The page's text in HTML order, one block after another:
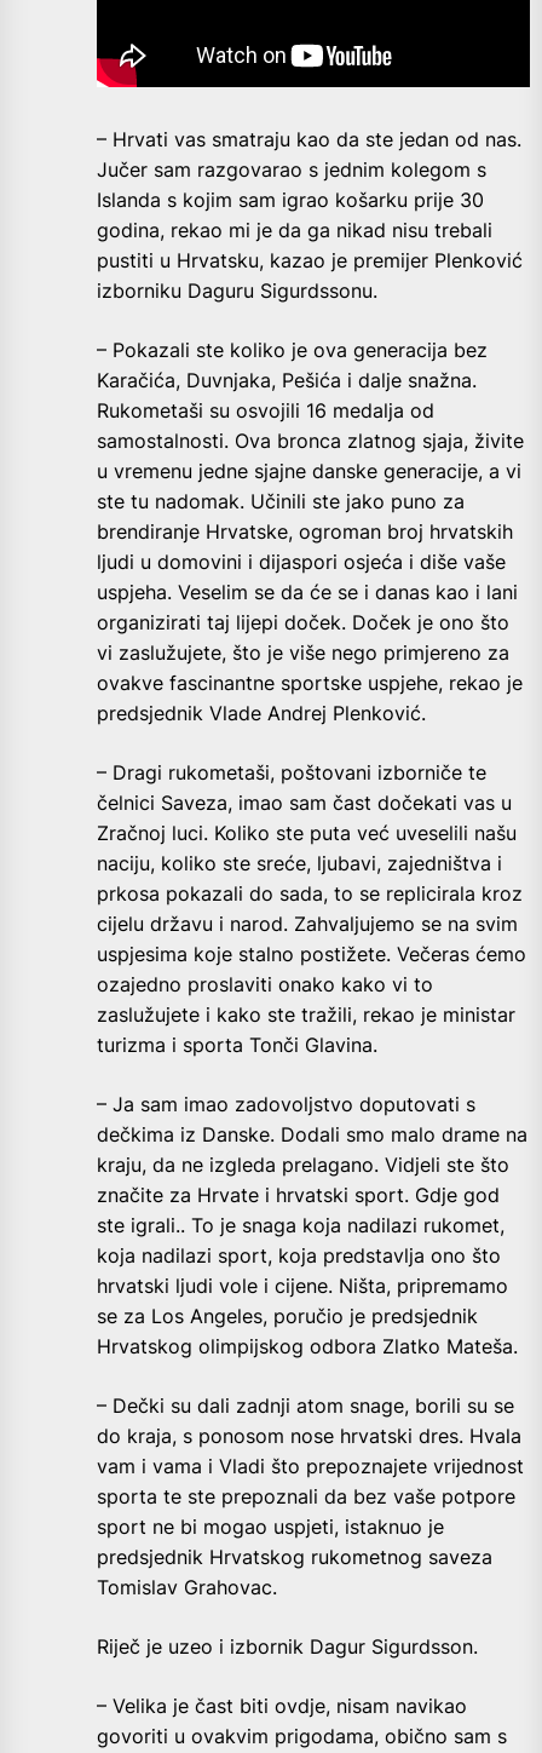
– Hrvati vas smatraju kao da ste jedan od nas.
Jučer sam razgovarao s jednim kolegom s
Islanda s kojim sam igrao košarku prije 30
godina, rekao mi je da ga nikad nisu trebali
pustiti u Hrvatsku, kazao je premijer Plenković
izborniku Daguru Sigurdssonu.
– Pokazali ste koliko je ova generacija bez
Karačića, Duvnjaka, Pešića i dalje snažna.
Rukometaši su osvojili 16 medalja od
samostalnosti. Ova bronca zlatnog sjaja, živite
u vremenu jedne sjajne danske generacije, a vi
ste tu nadomak. Učinili ste jako puno za
brendiranje Hrvatske, ogroman broj hrvatskih
ljudi u domovini i dijaspori osjeća i diše vaše
uspjeha. Veselim se da će se i danas kao i lani
organizirati taj lijepi doček. Doček je ono što
vi zaslužujete, što je više nego primjereno za
ovakve fascinantne sportske uspjehe, rekao je
predsjednik Vlade Andrej Plenković.
– Dragi rukometaši, poštovani izborniče te
čelnici Saveza, imao sam čast dočekati vas u
Zračnoj luci. Koliko ste puta već uveselili našu
naciju, koliko ste sreće, ljubavi, zajedništva i
prkosa pokazali do sada, to se replicirala kroz
cijelu državu i narod. Zahvaljujemo se na svim
uspjesima koje stalno postižete. Večeras ćemo
ozajedno proslaviti onako kako vi to
zaslužujete i kako ste tražili, rekao je ministar
turizma i sporta Tonči Glavina.
– Ja sam imao zadovoljstvo doputovati s
dečkima iz Danske. Dodali smo malo drame na
kraju, da ne izgleda prelagano. Vidjeli ste što
značite za Hrvate i hrvatski sport. Gdje god
ste igrali.. To je snaga koja nadilazi rukomet,
koja nadilazi sport, koja predstavlja ono što
hrvatski ljudi vole i cijene. Ništa, pripremamo
se za Los Angeles, poručio je predsjednik
Hrvatskog olimpijskog odbora Zlatko Mateša.
– Dečki su dali zadnji atom snage, borili su se
do kraja, s ponosom nose hrvatski dres. Hvala
vam i vama i Vladi što prepoznajete vrijednost
sporta te ste prepoznali da bez vaše potpore
sport ne bi mogao uspjeti, istaknuo je
predsjednik Hrvatskog rukometnog saveza
Tomislav Grahovac.
Riječ je uzeo i izbornik Dagur Sigurdsson.
– Velika je čast biti ovdje, nisam navikao
govoriti u ovakvim prigodama, obično sam s